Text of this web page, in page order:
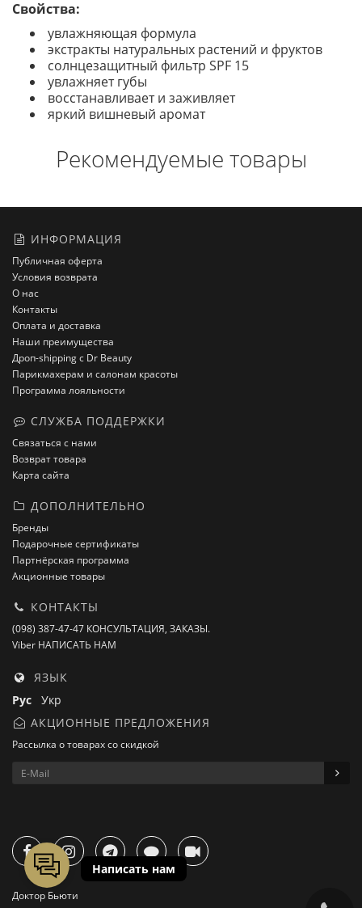
Свойства:
увлажняющая формула
экстракты натуральных растений и фруктов
солнцезащитный фильтр SPF 15
увлажняет губы
восстанавливает и заживляет
яркий вишневый аромат
Рекомендуемые товары
ИНФОРМАЦИЯ
Публичная оферта
Условия возврата
О нас
Контакты
Оплата и доставка
Наши преимущества
Дроп-shipping с Dr Beauty
Парикмахерам и салонам красоты
Программа лояльности
СЛУЖБА ПОДДЕРЖКИ
Связаться с нами
Возврат товара
Карта сайта
ДОПОЛНИТЕЛЬНО
Бренды
Подарочные сертификаты
Партнёрская программа
Акционные товары
КОНТАКТЫ
(098) 387-47-47 КОНСУЛЬТАЦИЯ, ЗАКАЗЫ.
Viber НАПИСАТЬ НАМ
ЯЗЫК
Рус Укр
АКЦИОННЫЕ ПРЕДЛОЖЕНИЯ
Рассылка о товарах со скидкой
Доктор Бьюти